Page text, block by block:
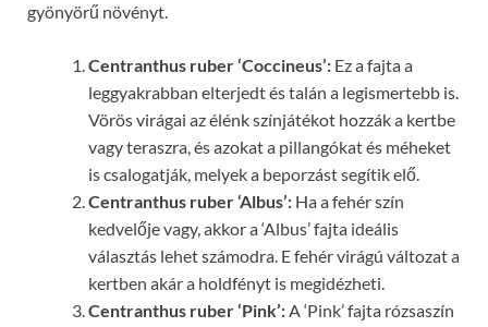
gyönyörű növényt.
Centranthus ruber ‘Coccineus’: Ez a fajta a
leggyakrabban elterjedt és talán a legismertebb is.
Vörös virágai az élénk színjátékot hozzák a kertbe
vagy teraszra, és azokat a pillangókat és méheket
is csalogatják, melyek a beporzást segítik elő.
Centranthus ruber ‘Albus’: Ha a fehér szín
kedvelője vagy, akkor a ‘Albus’ fajta ideális
választás lehet számodra. E fehér virágú változat a
kertben akár a holdfényt is megidézheti.
Centranthus ruber ‘Pink’:A ‘Pink’ fajta rózsaszín